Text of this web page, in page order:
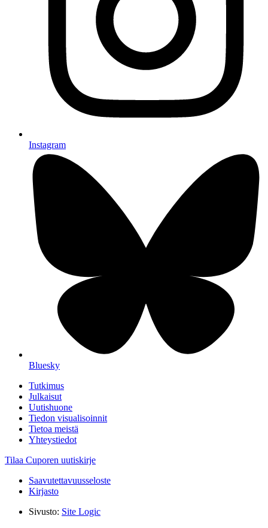
Instagram
Bluesky
Tutkimus
Julkaisut
Uutishuone
Tiedon visualisoinnit
Tietoa meistä
Yhteystiedot
Tilaa Cuporen uutiskirje
Saavutettavuusseloste
Kirjasto
Sivusto: Site Logic